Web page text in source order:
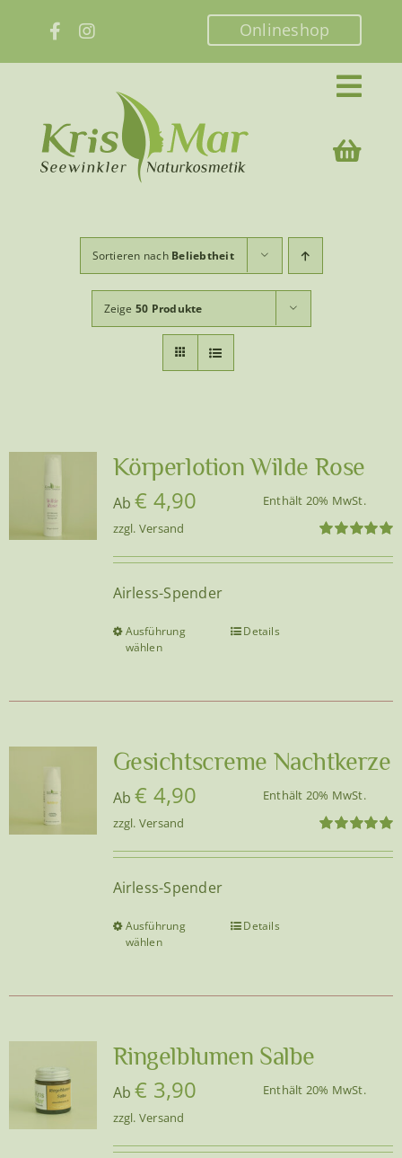
springen
Onlineshop
Sortieren nach Beliebtheit
Zeige 50 Produkte
Körperlotion Wilde Rose
mit5.00von
Ab € 4,90
Enthält 20% MwSt.
zzgl. Versand
Airless-Spender
Ausführung
wählen
Dieses
mehrere
auf.
Optionen
auf
gewählt
Details
Gesichtscreme Nachtkerze
mit5.00von
Ab € 4,90
Enthält 20% MwSt.
zzgl. Versand
Airless-Spender
Ausführung
wählen
Dieses
mehrere
auf.
Optionen
auf
Details
Ringelblumen Salbe
Ab € 3,90
Enthält 20% MwSt.
zzgl. Versand